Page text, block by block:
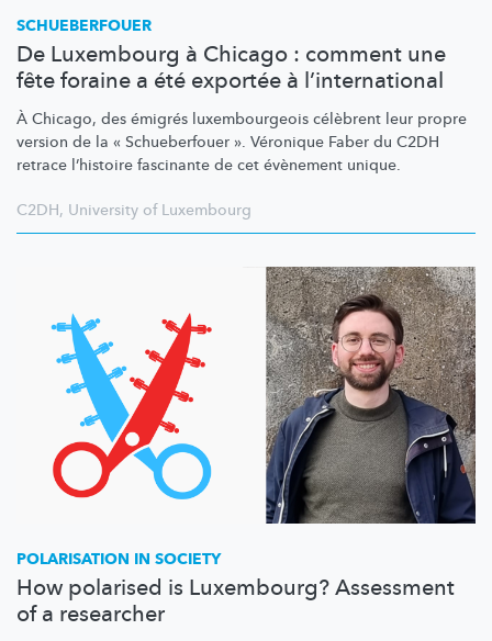
SCHUEBERFOUER
De Luxembourg à Chicago : comment une
fête foraine a été exportée à l’international
À Chicago, des émigrés luxembourgeois célèbrent leur propre
version de la « Schueberfouer ». Véronique Faber du C2DH
retrace l’histoire fascinante de cet évènement unique.
C2DH, University of Luxembourg
POLARISATION IN SOCIETY
How polarised is Luxembourg? Assessment
of a researcher